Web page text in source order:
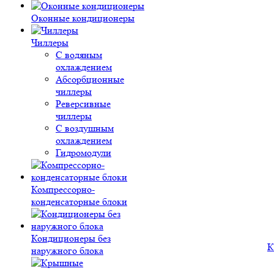
Оконные кондиционеры
Чиллеры
С водяным
охлаждением
Абсорбционные
чиллеры
Реверсивные
чиллеры
С воздушным
охлаждением
Гидромодули
Компрессорно-
конденсаторные блоки
Кондиционеры без
наружного блока